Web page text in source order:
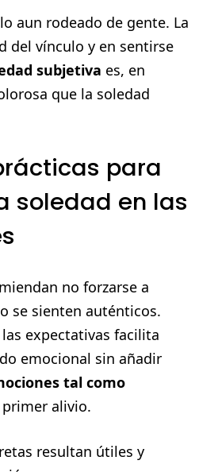
aun rodeado de gente. La
del vínculo y en sentirse
subjetiva es, en
que la soledad
para
soledad en las
no forzarse a
se sienten auténticos.
expectativas facilita
emocional sin añadir
tal como
alivio.
resultan útiles y